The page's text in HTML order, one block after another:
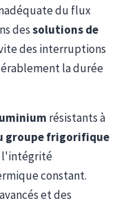
du flux
dessolutions de
des interruptions
la durée
résistants à
groupe frigorifique
l'intégrité
constant.
et des